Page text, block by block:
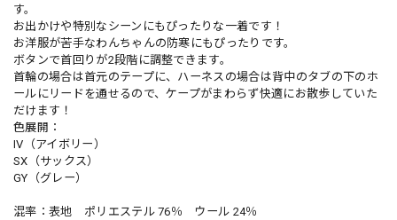
す。
お出かけや特別なシーンにもぴったりな一着です！
お洋服が苦手なわんちゃんの防寒にもぴったりです。
ボタンで首回りが2段階に調整できます。
首輪の場合は首元のテープに、ハーネスの場合は背中のタブの下のホ
ールにリードを通せるので、ケープがまわらず快適にお散歩していた
だけます！
色展開：
IV（アイボリー）
SX（サックス）
GY（グレー）
混率：表地 ポリエステル 76％ ウール 24％